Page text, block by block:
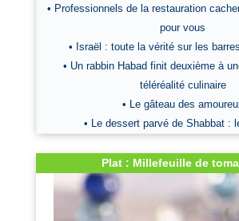
• Professionnels de la restauration
pour vous
• Israël : toute la vérité sur les
• Un rabbin Habad finit deuxième à
téléréalité culinaire
• Le gâteau des
• Le dessert parvé de Shabbat :
Plat : Millefeuille de